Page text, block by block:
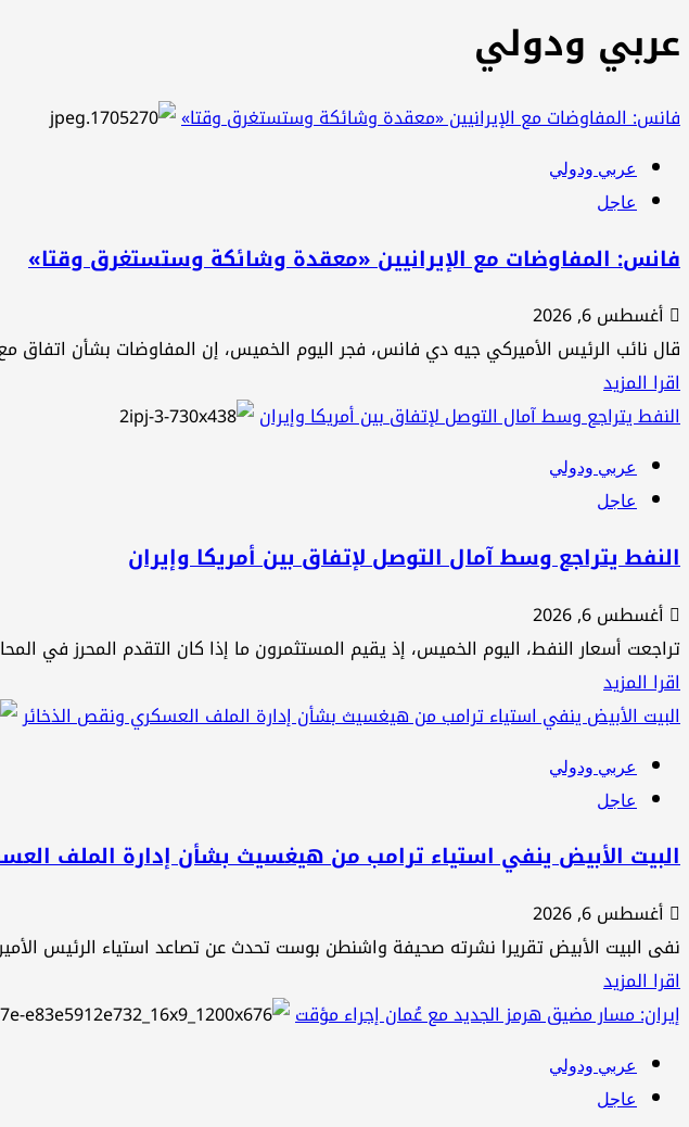
عربي ودولي
فانس: المفاوضات مع الإيرانيين «معقدة وشائكة وستستغرق وقتا»
عربي ودولي
عاجل
فانس: المفاوضات مع الإيرانيين «معقدة وشائكة وستستغرق وقتا»
أغسطس 6, 2026
قال نائب الرئيس الأميركي جيه دي فانس، فجر اليوم الخميس، إن المفاوضات بشأن اتفاق
اقرا المزيداقرأ
المزيد
فانس:
المفاوضات
مع
«معقدة
وشائكة
وستستغرق
وقتا»
النفط يتراجع وسط آمال التوصل لإتفاق بين أمريكا وإيران
عربي ودولي
عاجل
النفط يتراجع وسط آمال التوصل لإتفاق بين أمريكا وإيران
أغسطس 6, 2026
تراجعت أسعار النفط، اليوم الخميس، إذ يقيم المستثمرون ⁠ما إذا كان التقدم ⁠المحرز في
اقرا المزيداقرأ
المزيد
النفط
يتراجع
وسط
التوصل
لإتفاق
بين
أمريكا
وإيران
البيت الأبيض ينفي استياء ترامب من هيغسيث بشأن إدارة الملف العسكري ونقص الذخائر
عربي ودولي
عاجل
البيت الأبيض ينفي استياء ترامب من هيغسيث بشأن إدارة الملف
أغسطس 6, 2026
نفى البيت الأبيض تقريرا نشرته صحيفة واشنطن بوست تحدث عن تصاعد استياء الرئيس
اقرا المزيداقرأ
المزيد
البيت
الأبيض
إيران: مسار مضيق هرمز الجديد مع عُمان إجراء مؤقت
عربي ودولي
عاجل